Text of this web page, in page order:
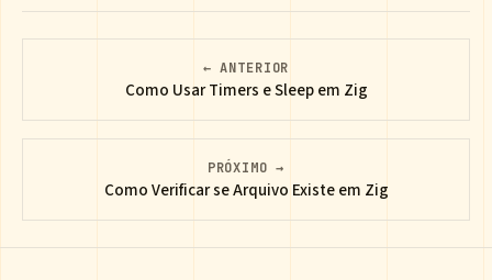
← ANTERIOR
Como Usar Timers e Sleep em Zig
PRÓXIMO →
Como Verificar se Arquivo Existe em Zig